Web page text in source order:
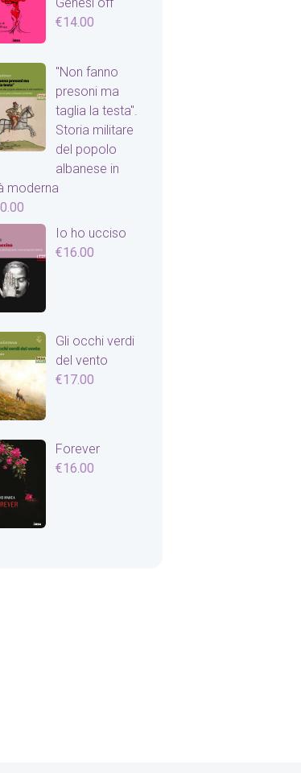
€14.00
"Non fanno
presoni ma
taglia la testa".
Storia militare
del popolo
albanese in
moderna
Io ho ucciso
€16.00
Gli occhi verdi
del vento
€17.00
Forever
€16.00